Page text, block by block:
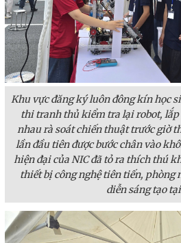
Khu vực đăng ký luôn đông kín học
thi tranh thủ kiểm tra lại robot,
nhau rà soát chiến thuật trước giờ
lần đầu tiên được bước chân vào
hiện đại của NIC đã tỏ ra thích thú
thiết bị công nghệ tiên tiến,
diễn sáng tạo